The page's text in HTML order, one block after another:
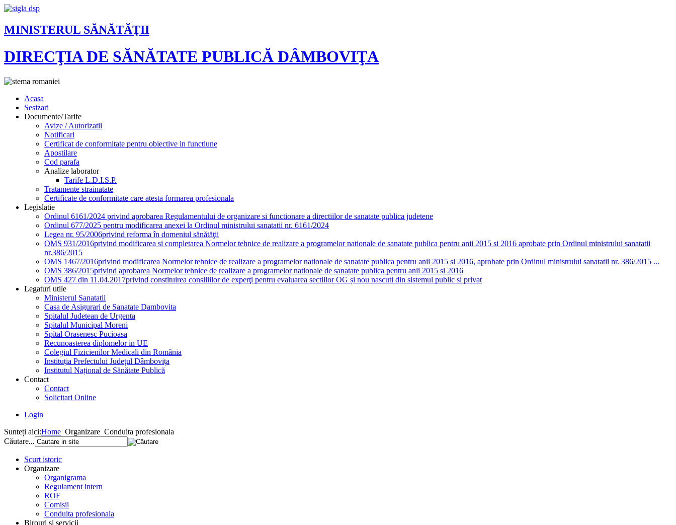
MINISTERUL SĂNĂTĂŢII
DIRECŢIA DE SĂNĂTATE PUBLICĂ DÂMBOVIŢA
Acasa
Sesizari
Documente/Tarife
Avize / Autorizatii
Notificari
Certificat de conformitate pentru obiective in functiune
Apostilare
Cod parafa
Analize laborator
Tarife L.D.I.S.P.
Tratamente strainatate
Certificate de conformitate care atesta formarea profesionala
Legislatie
Ordinul 6161/2024 privind aprobarea Regulamentului de organizare si functionare a directiilor de sanatate publica judetene
Ordinul 677/2025 pentru modificarea anexei la Ordinul ministrului sanatatii nr. 6161/2024
Legea nr. 95/2006privind reforma în domeniul sănătăţii
OMS 931/2016privind modificarea si completarea Normelor tehnice de realizare a programelor nationale de sanatate publica pentru anii 2015 si 2016 aprobate prin Ordinul ministrului sanatatii
nr.386/2015
OMS 1467/2016privind modificarea Normelor tehnice de realizare a programelor nationale de sanatate publica pentru anii 2015 si 2016, aprobate prin Ordinul ministrului sanatatii nr. 386/2015 ...
OMS 386/2015privind aprobarea Normelor tehnice de realizare a programelor nationale de sanatate publica pentru anii 2015 si 2016
OMS 427 din 11.04.2017privind constituirea consiliilor de experţi pentru evaluarea sectiilor OG și nou nascuti din sistemul public si privat
Legaturi utile
Ministerul Sanatatii
Casa de Asigurari de Sanatate Dambovita
Spitalul Judetean de Urgenta
Spitalul Municipal Moreni
Spital Orasenesc Pucioasa
Recunoasterea diplomelor in UE
Colegiul Fizicienilor Medicali din România
Instituția Prefectului Județul Dâmbovița
Institutul Național de Sănătate Publică
Contact
Contact
Solicitari Online
Login
Sunteți aici:Home Organizare Conduita profesionala
Căutare...
Scurt istoric
Organizare
Organigrama
Regulament intern
ROF
Comisii
Conduita profesionala
Birouri si servicii